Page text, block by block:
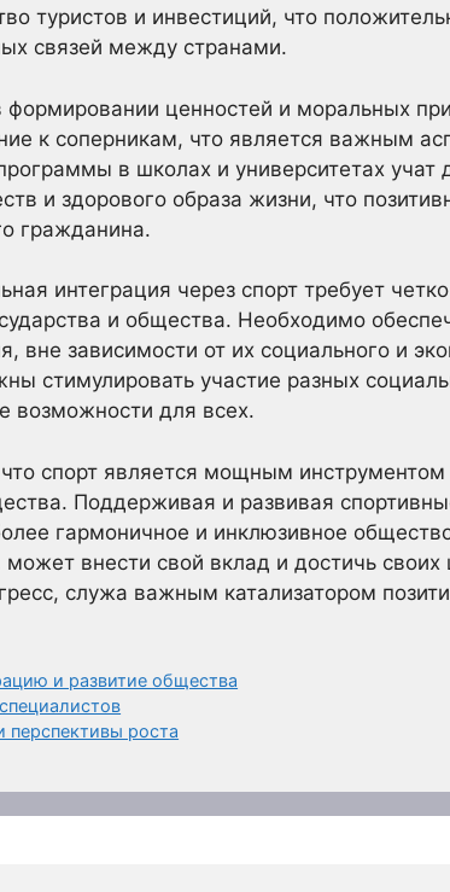
туристов и инвестиций, что
связей между странами.
ценностей и моральных
к соперникам, что является важным
в школах и университетах
и здорового образа жизни, что
гражданина.
интеграция через спорт требует
и общества. Необходимо
вне зависимости от их социального и
стимулировать участие разных
возможности для всех.
спорт является мощным
Поддерживая и развивая
гармоничное и инклюзивное
внести свой вклад и достичь своих
служа важным катализатором
и развитие общества
перспективы роста